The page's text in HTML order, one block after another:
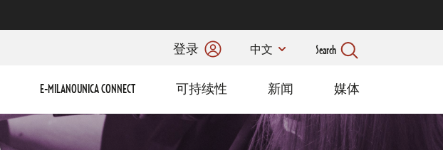
登录 中文 Search
E-MILANOUNICA CONNECT 可持续性 新闻 媒体